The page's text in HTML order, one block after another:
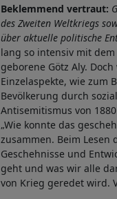
Beklemmend vertraut:
des Zweiten Weltkriegs
über aktuelle politische
lang so intensiv mit
geborene Götz Aly.
Einzelaspekte, wie zum
Bevölkerung durch
Antisemitismus von
„Wie konnte das
zusammen. Beim
Geschehnisse und
geht und was wir alle
von Krieg geredet wird.